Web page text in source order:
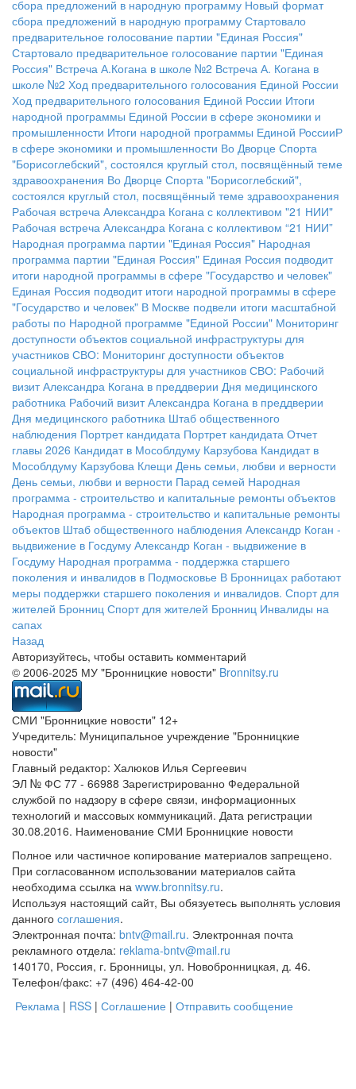
сбора предложений в народную программу Новый формат
сбора предложений в народную программу Стартовало
предварительное голосование партии "Единая Россия"
Стартовало предварительное голосование партии "Единая
Россия" Встреча А.Когана в школе №2 Встреча А. Когана в
школе №2 Ход предварительного голосования Единой России
Ход предварительного голосования Единой России Итоги
народной программы Единой России в сфере экономики и
промышленности Итоги народной программы Единой РоссииР
в сфере экономики и промышленности Во Дворце Спорта
"Борисоглебский", состоялся круглый стол, посвящённый теме
здравоохранения Во Дворце Спорта "Борисоглебский",
состоялся круглый стол, посвящённый теме здравоохранения
Рабочая встреча Александра Когана с коллективом "21 НИИ"
Рабочая встреча Александра Когана с коллективом “21 НИИ”
Народная программа партии "Единая Россия" Народная
программа партии "Единая Россия" Единая Россия подводит
итоги народной программы в сфере "Государство и человек"
Единая Россия подводит итоги народной программы в сфере
"Государство и человек" В Москве подвели итоги масштабной
работы по Народной программе "Единой России" Мониторинг
доступности объектов социальной инфраструктуры для
участников СВО: Мониторинг доступности объектов
социальной инфраструктуры для участников СВО: Рабочий
визит Александра Когана в преддверии Дня медицинского
работника Рабочий визит Александра Когана в преддверии
Дня медицинского работника Штаб общественного
наблюдения Портрет кандидата Портрет кандидата Отчет
главы 2026 Кандидат в Мособлдуму Карзубова Кандидат в
Мособлдуму Карзубова Клещи День семьи, любви и верности
День семьи, любви и верности Парад семей Народная
программа - строительство и капитальные ремонты объектов
Народная программа - строительство и капитальные ремонты
объектов Штаб общественного наблюдения Александр Коган -
выдвижение в Госдуму Александр Коган - выдвижение в
Госдуму Народная программа - поддержка старшего
поколения и инвалидов в Подмосковье В Бронницах работают
меры поддержки старшего поколения и инвалидов. Спорт для
жителей Бронниц Спорт для жителей Бронниц Инвалиды на
сапах
Назад
Авторизуйтесь, чтобы оставить комментарий
© 2006-2025 МУ "Бронницкие новости" Bronnitsy.ru
СМИ "Бронницкие новости" 12+
Учредитель: Муниципальное учреждение "Бронницкие
новости"
Главный редактор: Халюков Илья Сергеевич
ЭЛ № ФС 77 - 66988 Зарегистрированно Федеральной
службой по надзору в сфере связи, информационных
технологий и массовых коммуникаций. Дата регистрации
30.08.2016. Наименование СМИ Бронницкие новости
Полное или частичное копирование материалов запрещено.
При согласованном использовании материалов сайта
необходима ссылка на www.bronnitsy.ru.
Используя настоящий сайт, Вы обязуетесь выполнять условия
данного соглашения.
Электронная почта: bntv@mail.ru. Электронная почта
рекламного отдела: reklama-bntv@mail.ru
140170, Россия, г. Бронницы, ул. Новобронницкая, д. 46.
Телефон/факс: +7 (496) 464-42-00
Реклама | RSS | Соглашение | Отправить сообщение